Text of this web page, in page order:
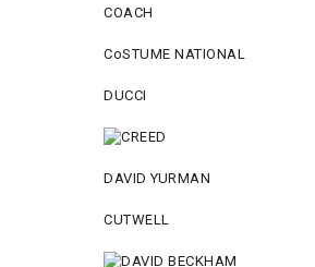
COACH
CoSTUME NATIONAL
DUCCI
DAVID YURMAN
CUTWELL